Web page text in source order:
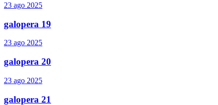
23 ago 2025
galopera 19
23 ago 2025
galopera 20
23 ago 2025
galopera 21